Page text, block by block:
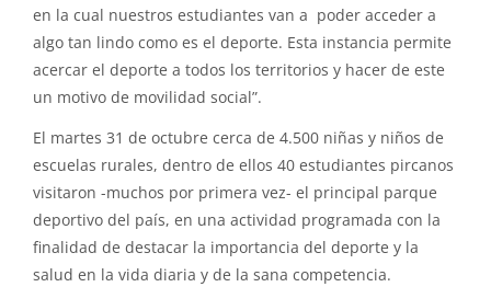
en la cual nuestros estudiantes van a poder acceder a
algo tan lindo como es el deporte. Esta instancia permite
acercar el deporte a todos los territorios y hacer de este
un motivo de movilidad social”.
El martes 31 de octubre cerca de 4.500 niñas y niños de
escuelas rurales, dentro de ellos 40 estudiantes pircanos
visitaron -muchos por primera vez- el principal parque
deportivo del país, en una actividad programada con la
finalidad de destacar la importancia del deporte y la
salud en la vida diaria y de la sana competencia.